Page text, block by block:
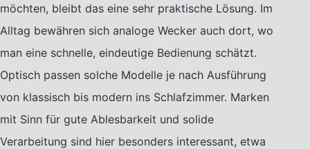
möchten, bleibt das eine sehr praktische Lösung. Im
Alltag bewähren sich analoge Wecker auch dort, wo
man eine schnelle, eindeutige Bedienung schätzt.
Optisch passen solche Modelle je nach Ausführung
von klassisch bis modern ins Schlafzimmer. Marken
mit Sinn für gute Ablesbarkeit und solide
Verarbeitung sind hier besonders interessant, etwa